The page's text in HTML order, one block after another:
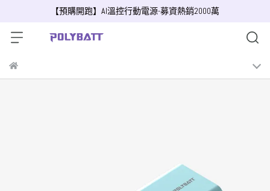
【預購開跑】AI溫控行動電源-募資熱銷2000萬